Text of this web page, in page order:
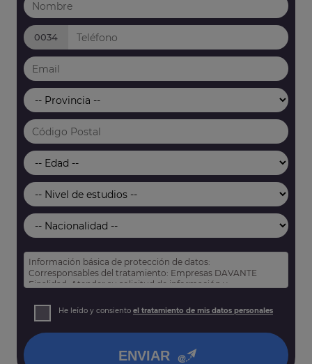
0034
Información básica de protección de datos:
Corresponsables del tratamiento: Empresas DAVANTE
Finalidad: Atender su solicitud de información y
Derechos: Puede acceder, rectificar y suprimir sus datos,
así como otros derechos tal y como se explica en nuestra
He leído y consiento el tratamiento de mis datos personales
ENVIAR